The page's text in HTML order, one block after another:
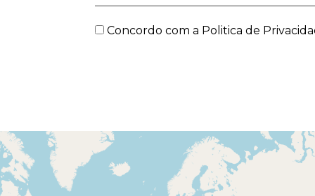
Concordo com a Politica de